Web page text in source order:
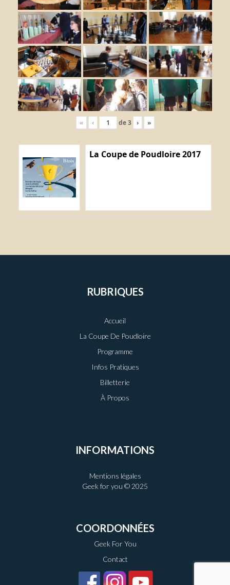
« ‹ de3 › »
La Coupe de Poudloire 2017
RUBRIQUES
Accueil
La Coupe De Poudloire
Programme
Infos Pratiques
Billetterie
À Propos
INFORMATIONS
Mentions légales
Geek for you © 2025
COORDONNÉES
Geek For You
Contact